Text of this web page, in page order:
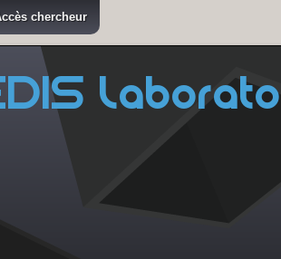
chercheur